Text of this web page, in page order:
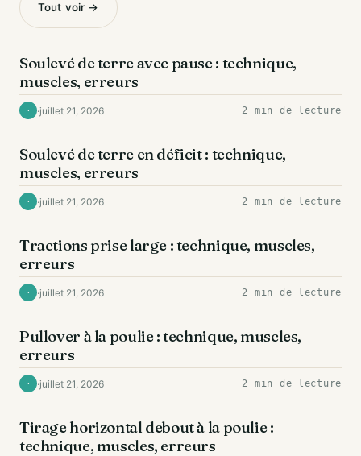
Tout voir →
Soulevé de terre avec pause : technique,
muscles, erreurs
· ·juillet 21, 2026 2 min de lecture
Soulevé de terre en déficit : technique,
muscles, erreurs
· ·juillet 21, 2026 2 min de lecture
Tractions prise large : technique, muscles,
erreurs
· ·juillet 21, 2026 2 min de lecture
Pullover à la poulie : technique, muscles,
erreurs
· ·juillet 21, 2026 2 min de lecture
Tirage horizontal debout à la poulie :
technique, muscles, erreurs